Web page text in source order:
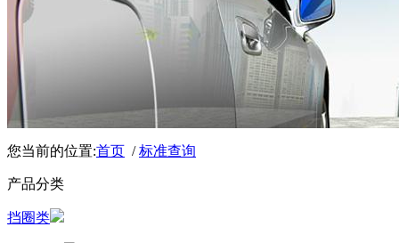
您当前的位置:首页 /标准查询
产品分类
挡圈类